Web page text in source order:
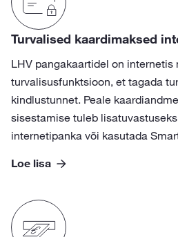
Turvalised kaardimaksed
LHV pangakaartidel on internetis
turvalisusfunktsioon, et tagada
kindlustunnet. Peale
sisestamise tuleb
internetipanka või kasutada
Loe lisa